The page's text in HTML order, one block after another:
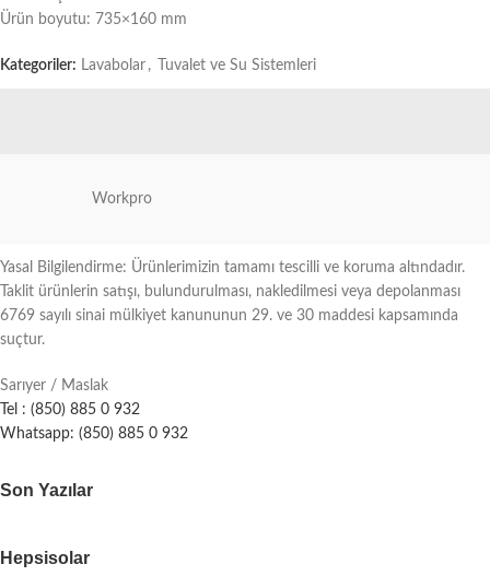
Ürün boyutu: 735×160 mm
Kategoriler: Lavabolar , Tuvalet ve Su Sistemleri
Workpro
Yasal Bilgilendirme: Ürünlerimizin tamamı tescilli ve koruma altındadır.
Taklit ürünlerin satışı, bulundurulması, nakledilmesi veya depolanması
6769 sayılı sinai mülkiyet kanununun 29. ve 30 maddesi kapsamında
suçtur.
Sarıyer / Maslak
Tel : (850) 885 0 932
Whatsapp: (850) 885 0 932
Son Yazılar
Hepsisolar